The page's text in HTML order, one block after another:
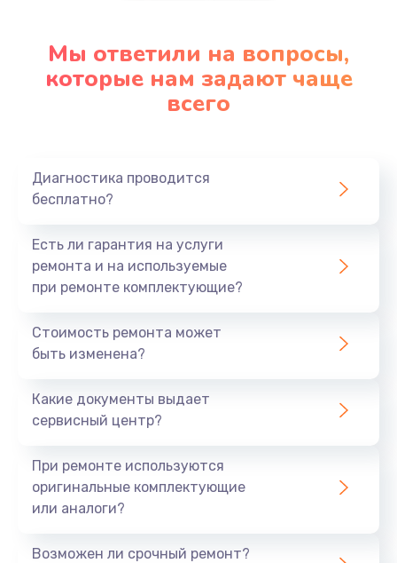
Мы ответили на вопросы,
которые нам задают чаще
всего
Диагностика проводится
бесплатно?
Есть ли гарантия на услуги
ремонта и на используемые
при ремонте комплектующие?
Стоимость ремонта может
быть изменена?
Какие документы выдает
сервисный центр?
При ремонте используются
оригинальные комплектующие
или аналоги?
Возможен ли срочный ремонт?